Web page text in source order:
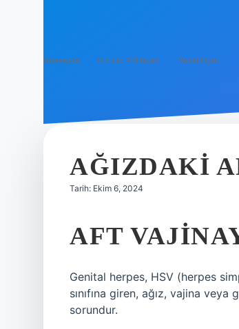
Anasayfa Gizlilik Politikası Yasal Uyarı
AĞIZDAKI
Tarih: Ekim 6, 2024
AFT
Genital herpes, HSV (herpes
sınıfına giren, ağız, vajina
sorundur.